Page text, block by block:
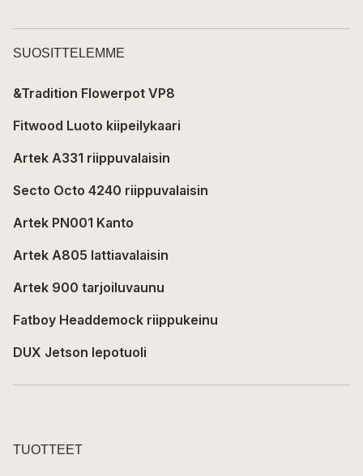
SUOSITTELEMME
&Tradition Flowerpot VP8
Fitwood Luoto kiipeilykaari
Artek A331 riippuvalaisin
Secto Octo 4240 riippuvalaisin
Artek PN001 Kanto
Artek A805 lattiavalaisin
Artek 900 tarjoiluvaunu
Fatboy Headdemock riippukeinu
DUX Jetson lepotuoli
TUOTTEET